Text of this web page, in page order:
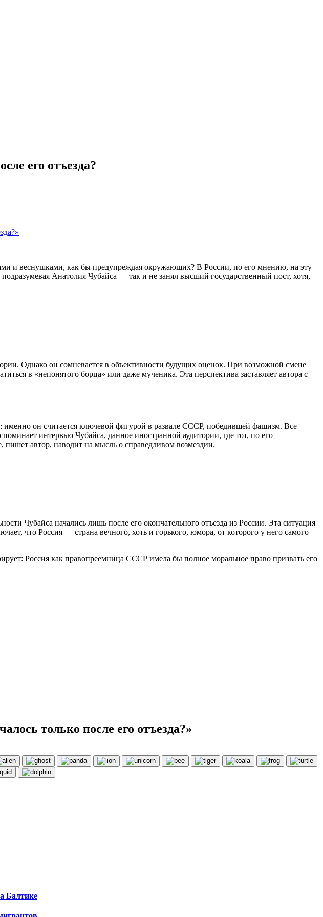
его отъезда?
и веснушками, как бы предупреждая окружающих? В России, по его мнению, на эту
Анатолия Чубайса — так и не занял высший государственный пост, хотя,
Однако он сомневается в объективности будущих оценок. При возможной смене
в «непонятого борца» или даже мученика. Эта перспектива заставляет автора с
он считается ключевой фигурой в развале СССР, победившей фашизм. Все
интервью Чубайса, данное иностранной аудитории, где тот, по его
автор, наводит на мысль о справедливом возмездии.
Чубайса начались лишь после его окончательного отъезда из России. Эта ситуация
что Россия — страна вечного, хоть и горького, юмора, от которого у него самого
Россия как правопреемница СССР имела бы полное моральное право призвать его
только после его отъезда?»
Балтике